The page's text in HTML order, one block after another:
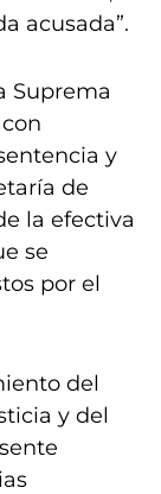
acusada”.
Suprema
y
de
la efectiva
se
por el
del
y del